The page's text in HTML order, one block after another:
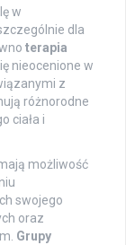
w
dla
terapia
nieocenione w
z
różnorodne
ciała i
możliwość
swojego
oraz
Grupy